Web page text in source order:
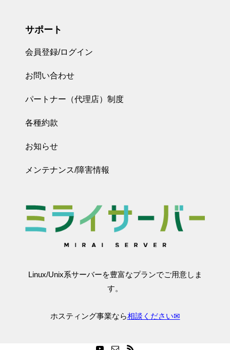
サポート
会員登録/ログイン
お問い合わせ
パートナー（代理店）制度
各種約款
お知らせ
メンテナンス/障害情報
Linux/Unix系サーバーを豊富なプランでご用意しま
す。
ホスティング事業なら相談ください✉